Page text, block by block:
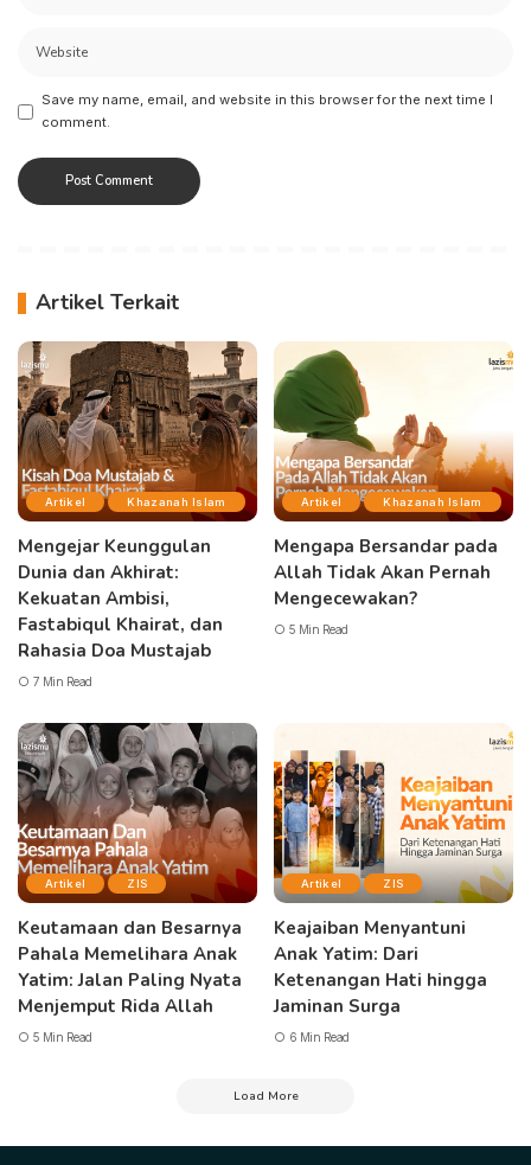
Save my name, email, and website in this browser for the next time I
comment.
Artikel Terkait
Artikel Khazanah Islam
Mengejar Keunggulan
Dunia dan Akhirat:
Kekuatan Ambisi,
Fastabiqul Khairat, dan
Rahasia Doa Mustajab
7 Min Read
Artikel Khazanah Islam
Mengapa Bersandar pada
Allah Tidak Akan Pernah
Mengecewakan?
5 Min Read
Artikel ZIS
Keutamaan dan Besarnya
Pahala Memelihara Anak
Yatim: Jalan Paling Nyata
Menjemput Rida Allah
5 Min Read
Artikel ZIS
Keajaiban Menyantuni
Anak Yatim: Dari
Ketenangan Hati hingga
Jaminan Surga
6 Min Read
Load More